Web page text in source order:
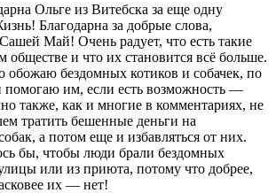
Ольге из Витебска за еще одну
Благодарна за добрые слова,
Май! Очень радует, что есть такие
и что их становится всё больше.
обожаю бездомных котиков и собачек, по
помогаю им, если есть возможность —
также, как и многие в комментариях, не
тратить бешенные деньги на
а потом еще и избавляться от них.
бы, чтобы люди брали бездомных
или из приюта, потому что добрее,
их — нет!